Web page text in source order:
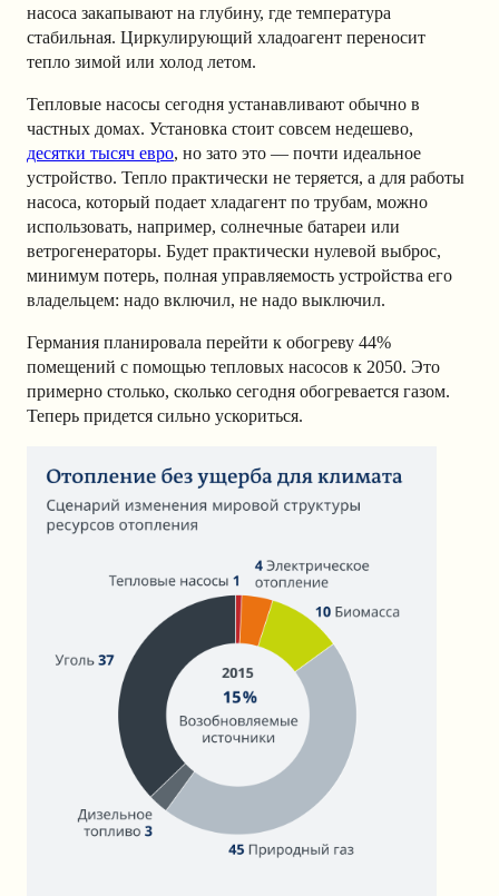
насоса закапывают на глубину, где температура
стабильная. Циркулирующий хладоагент переносит
тепло зимой или холод летом.
Тепловые насосы сегодня устанавливают обычно в
частных домах. Установка стоит совсем недешево,
десятки тысяч евро, но зато это — почти идеальное
устройство. Тепло практически не теряется, а для работы
насоса, который подает хладагент по трубам, можно
использовать, например, солнечные батареи или
ветрогенераторы. Будет практически нулевой выброс,
минимум потерь, полная управляемость устройства его
владельцем: надо включил, не надо выключил.
Германия планировала перейти к обогреву 44%
помещений с помощью тепловых насосов к 2050. Это
примерно столько, сколько сегодня обогревается газом.
Теперь придется сильно ускориться.